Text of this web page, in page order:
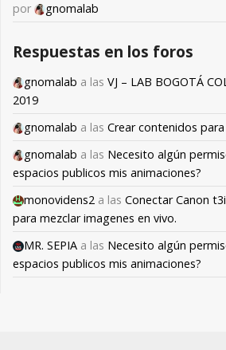
por
gnomalab
Respuestas en los foros
gnomalab a las VJ – LAB BOGOTÁ
2019
gnomalab a las Crear contenidos
gnomalab a las Necesito algún
espacios publicos mis animaciones?
monovidens2 a las Conectar Canon
para mezclar imagenes en vivo.
MR. SEPIA a las Necesito algún
espacios publicos mis animaciones?